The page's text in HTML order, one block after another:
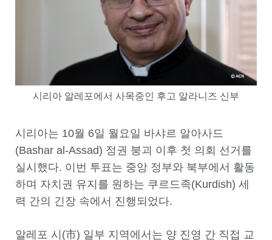
시리아 알레포에서 사목중인 후고 알라니즈 신부
시리아는 10월 6일 월요일 바샤르 알아사드
(Bashar al-Assad) 정권 붕괴 이후 첫 의회 선거를
실시했다. 이번 투표는 중앙 정부와 북부에서 활동
하며 자치권 유지를 원하는 쿠르드족(Kurdish) 세
력 간의 긴장 속에서 진행되었다.
알레포 시(市) 일부 지역에서는 양 진영 간 직접 교